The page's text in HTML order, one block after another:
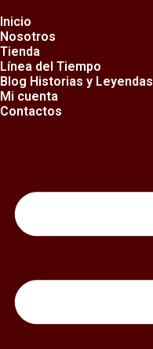
al
contenido
Inicio
Nosotros
Tienda
Línea del Tiempo
Blog Historias y Leyendas
Mi cuenta
Contactos